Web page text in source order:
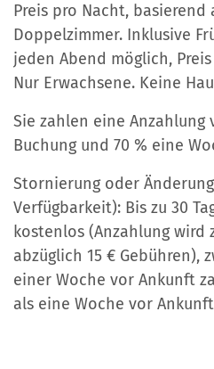
Preis pro Nacht, basierend
Doppelzimmer. Inklusive
jeden Abend möglich,
Nur Erwachsene. Keine
Sie zahlen eine Anzahlung
Buchung und 70 % eine
Stornierung oder
Verfügbarkeit): Bis zu 30
kostenlos (Anzahlung wird
abzüglich 15 € Gebühren),
einer Woche vor Ankunft
als eine Woche vor